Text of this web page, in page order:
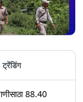
ट्रेंडिंग
88.40